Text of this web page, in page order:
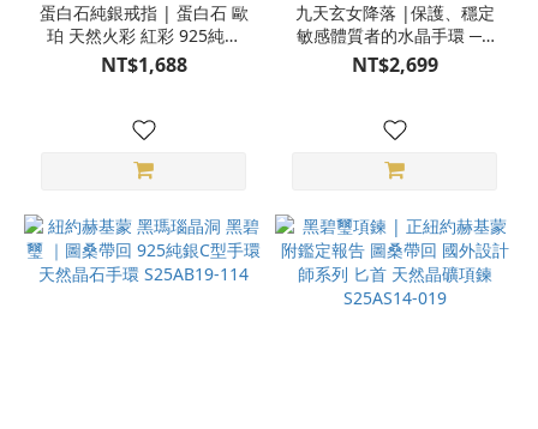
蛋白石純銀戒指 | 蛋白石 歐
珀 天然火彩 紅彩 925純銀
寶石戒指 活圍 S23AU27-
902
NT$1,688
九天玄女降落 |保護、穩定
敏感體質者的水晶手環 ──
與神明共同創作的能量手鍊
閃靈鑽 紅寶石 彩虹黑曜石
石榴 鈦晶 白水晶
NT$2,699